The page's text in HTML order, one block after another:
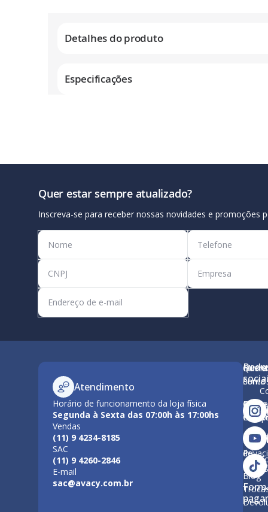
imagens
Detalhes do produto
Especificações
Quer estar sempre atualizado?
Inscreva-se para receber nossas novidades e promoções
Atendimento
Horário de funcionamento da loja física
Segunda à Sexta das 07:00h às 17:00hs
Vendas
(11) 9 4234-8185
SAC
(11) 9 4260-2846
E-mail
sac@avacy.com.br
Minha
conta
Como
Política
de
Quem
Nossa
Blog